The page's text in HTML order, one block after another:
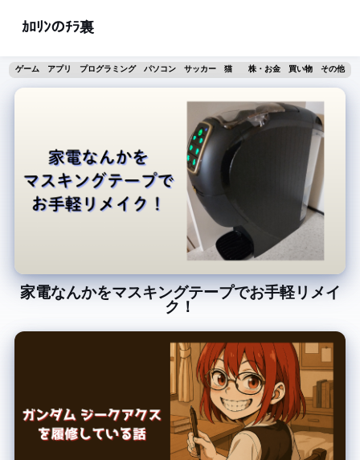
ｶﾛﾘﾝのﾁﾗ裏
ゲーム アプリ プログラミング パソコン サッカー 猫 株・お金 買い物 その他
家電なんかをマスキングテープでお手軽リメイ
ク！